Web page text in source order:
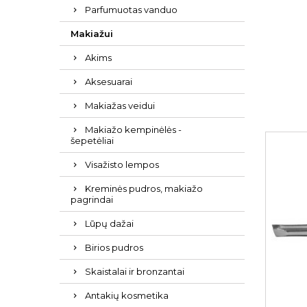
Parfumuotas vanduo
Makiažui
Akims
Aksesuarai
Makiažas veidui
Makiažo kempinėlės -
šepetėliai
Visažisto lempos
Kreminės pudros, makiažo
pagrindai
Lūpų dažai
Birios pudros
Skaistalai ir bronzantai
Antakių kosmetika